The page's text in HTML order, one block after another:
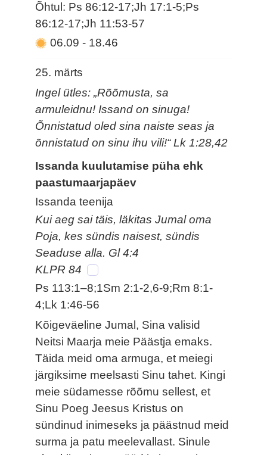
Õhtul: Ps 86:12-17;Jh 17:1-5;Ps
86:12-17;Jh 11:53-57
06.09- 18.46
25. märts
Ingel ütles: „Rõõmusta, sa
armuleidnu! Issand on sinuga!
Õnnistatud oled sina naiste seas ja
õnnistatud on sinu ihu vili!“ Lk 1:28,42
Issanda kuulutamise püha ehk
paastumaarjapäev
Issanda teenija
Kui aeg sai täis, läkitas Jumal oma
Poja, kes sündis naisest, sündis
Seaduse alla. Gl 4:4
KLPR 84
Ps 113:1–8;1Sm 2:1-2,6-9;Rm 8:1-
4;Lk 1:46-56
Kõigeväeline Jumal, Sina valisid
Neitsi Maarja meie Päästja emaks.
Täida meid oma armuga, et meiegi
järgiksime meelsasti Sinu tahet. Kingi
meie südamesse rõõmu sellest, et
Sinu Poeg Jeesus Kristus on
sündinud inimeseks ja päästnud meid
surma ja patu meelevallast. Sinule